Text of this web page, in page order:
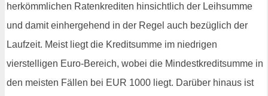
herkömmlichen Ratenkrediten hinsichtlich der Leihsumme
und damit einhergehend in der Regel auch bezüglich der
Laufzeit. Meist liegt die Kreditsumme im niedrigen
vierstelligen Euro-Bereich, wobei die Mindestkreditsumme in
den meisten Fällen bei EUR 1000 liegt. Darüber hinaus ist